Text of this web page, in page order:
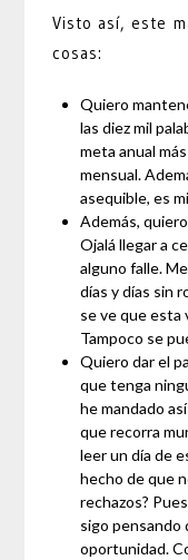
Visto así, este
cosas:
Quiero
las diez mil
meta anual
mensual.
asequible, es
Además,
Ojalá llegar a
alguno falle.
días y días sin
se ve que esta
Tampoco se
Quiero dar el
que tenga
he mandado
que recorra
leer un día de
hecho de que
rechazos?
sigo pensando
oportunidad.